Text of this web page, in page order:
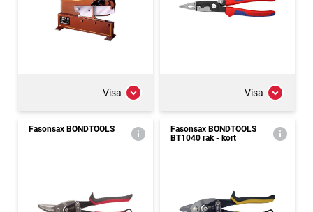
Visa Visa
Fasonsax BONDTOOLS
Fasonsax BONDTOOLS
BT1040 rak - kort